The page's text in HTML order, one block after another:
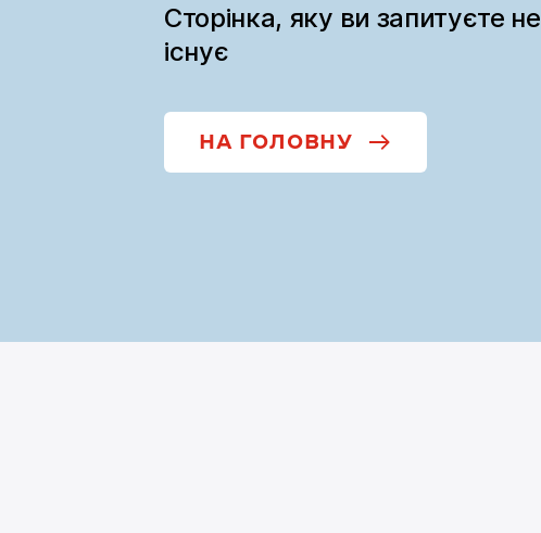
Сторінка, яку ви запитуєте не
існує
НА ГОЛОВНУ